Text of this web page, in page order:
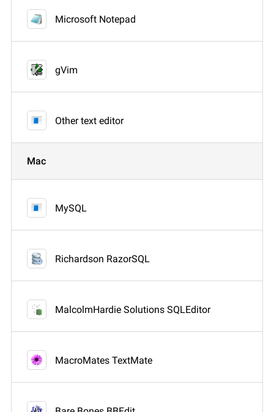
Microsoft Notepad
gVim
Other text editor
Mac
MySQL
Richardson RazorSQL
MalcolmHardie Solutions SQLEditor
MacroMates TextMate